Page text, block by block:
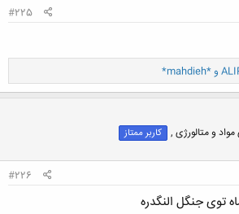
#225
و*mahdieh*
و متالورژی , کاربر ممتاز
#226
توی جنگل النگدره